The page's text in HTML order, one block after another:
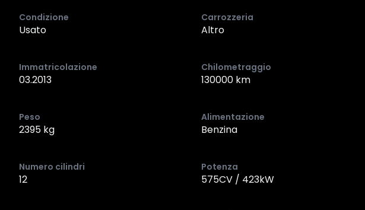
Condizione
Usato
Carrozzeria
Altro
Immatricolazione
03.2013
Chilometraggio
130000 km
Peso
2395 kg
Alimentazione
Benzina
Numero cilindri
12
Potenza
575CV / 423kW